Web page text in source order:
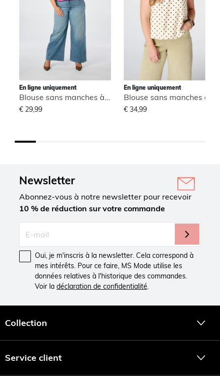
En ligne uniquement
€ 29,99
En ligne uniquement
€ 34,99
Newsletter
Abonnez-vous à notre newsletter pour recevoir
10 % de réduction sur votre commande
Oui, je m'inscris à la newsletter. Cela correspond à
mes intérêts. Pour ce faire, MS Mode utilise les
données relatives à l'historique des commandes.
Voir la déclaration de confidentialité
Collection
Service client